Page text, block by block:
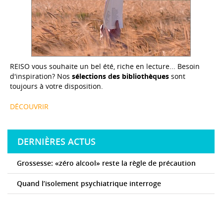
REISO vous souhaite un bel été, riche en lecture... Besoin
d'inspiration? Nos sélections des bibliothèques sont
toujours à votre disposition.
DÉCOUVRIR
DERNIÈRES ACTUS
Grossesse: «zéro alcool» reste la règle de précaution
Quand l’isolement psychiatrique interroge